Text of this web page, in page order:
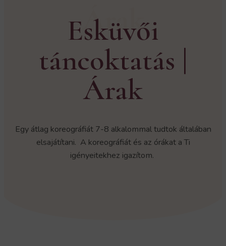
Árak
Esküvői
táncoktatás |
Árak
Egy átlag koreográfiát 7-8 alkalommal tudtok általában
elsajátítani. A koreográfiát és az órákat a Ti
igényeitekhez igazítom.